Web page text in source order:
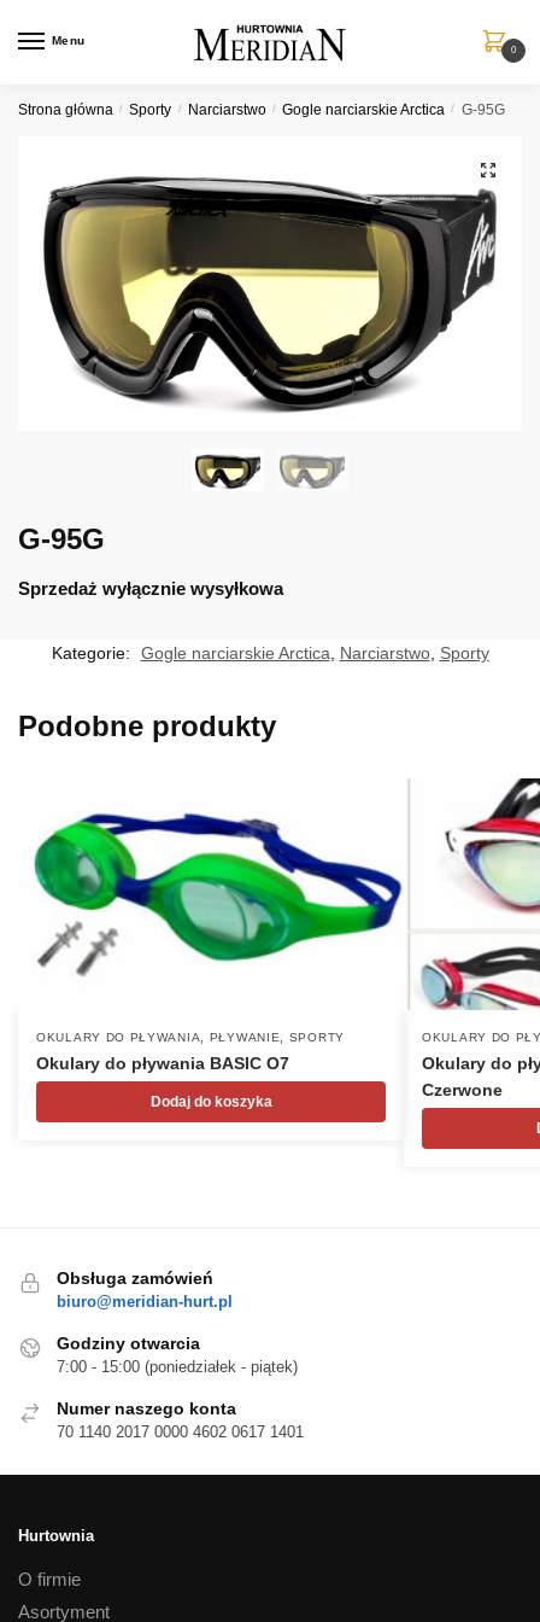
Menu
0
Strona główna / Sporty / Narciarstwo / Gogle narciarskie Arctica / G-95G
G-95G
Sprzedaż wyłącznie wysyłkowa
Kategorie: Gogle narciarskie Arctica Narciarstwo, Sporty
Podobne produkty
OKULARY DO PŁYWANIA PŁYWANIE SPORTY
Okulary do pływania BASIC O7
Dodaj do koszyka
OKULARY DO
Okulary do
Czerwone
Obsługa zamówień
biuro@meridian-hurt.pl
Godziny otwarcia
7:00 - 15:00 (poniedziałek - piątek)
Numer naszego konta
70 1140 2017 0000 4602 0617 1401
Hurtownia
O firmie
Asortyment